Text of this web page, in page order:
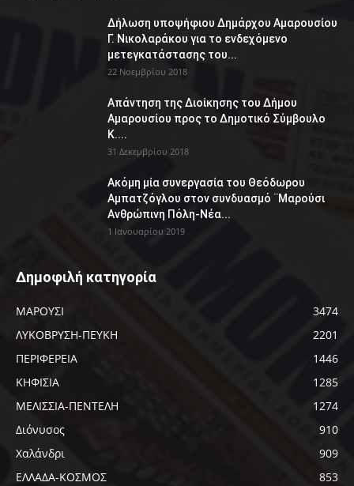
Δήλωση υποψήφιου Δημάρχου Αμαρουσίου
Γ. Νικολαράκου για το ενδεχόμενο
μετεγκατάστασης του...
22 Νοεμβρίου 2018
Απάντηση της Διοίκησης του Δήμου
Αμαρουσίου προς το Δημοτικό Σύμβουλο
Κ....
31 Δεκεμβρίου 2018
Ακόμη μία συνεργασία του Θεόδωρου
Αμπατζόγλου στον συνδυασμό ¨Μαρούσι
Ανθρώπινη Πόλη-Νέα...
1 Ιανουαρίου 2019
Δημοφιλή κατηγορία
ΜΑΡΟΥΣΙ
3474
ΛΥΚΟΒΡΥΣΗ-ΠΕΥΚΗ
2201
ΠΕΡΙΦΕΡΕΙΑ
1446
ΚΗΦΙΣΙΑ
1285
ΜΕΛΙΣΣΙΑ-ΠΕΝΤΕΛΗ
1274
Διόνυσος
910
Χαλάνδρι
909
ΕΛΛΑΔΑ-ΚΟΣΜΟΣ
853